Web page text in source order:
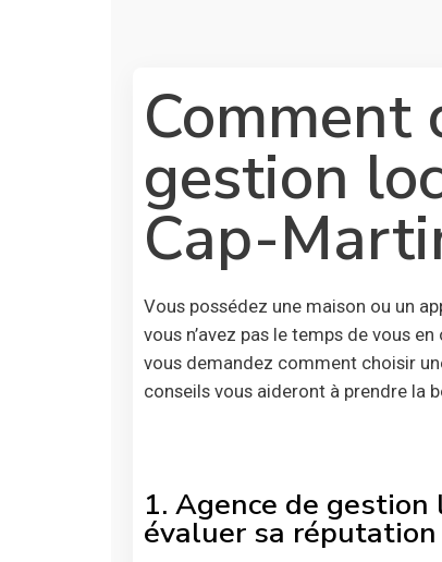
Comment
gestion
Cap-
Vous possédez une maison ou un
vous n’avez pas le temps de vous
vous demandez comment choisir
conseils vous aideront à prendre la
1. Agence de
évaluer sa réputation